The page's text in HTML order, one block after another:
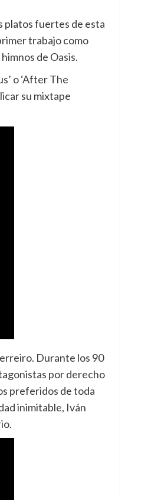
platos fuertes de esta
trabajo como
de Oasis.
o ‘After The
su mixtape
Durante los 90
por derecho
preferidos de toda
inimitable, Iván